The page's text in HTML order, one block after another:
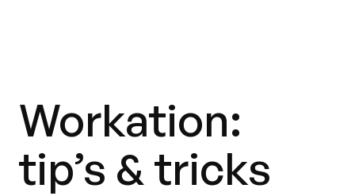
Workation:
tip’s & tricks